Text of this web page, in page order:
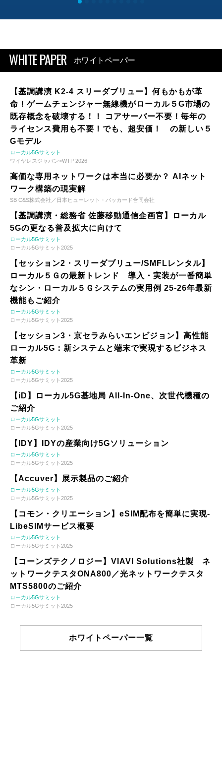
WHITE PAPER ホワイトペーパー
【基調講演 K2-4 スリーダブリュー】何もかもが革
命！ゲームチェンジャー無線機がローカル５G市場の
既存概念を破壊する！！ コアサーバー不要！毎年の
ライセンス費用も不要！でも、超安価！ の新しい５
Gモデル
ローカル5Gサミット
ワイヤレスジャパン×WTP 2026
高価な専用ネットワークは本当に必要か？ AIネット
ワーク構築の現実解
SB C&S株式会社／日本ヒューレット・パッカード合同会社
【基調講演・総務省 佐藤移動通信企画官】ローカル
5Gの更なる普及拡大に向けて
ローカル5Gサミット
ローカル5Gサミット2025
【セッション2・スリーダブリュー/SMFLレンタル】
ローカル５Ｇの最新トレンド 導入・実装が一番簡単
なシン・ローカル５Ｇシステムの実用例 25-26年最新
機能もご紹介
ローカル5Gサミット
ローカル5Gサミット2025
【セッション3・京セラみらいエンビジョン】高性能
ローカル5G：新システムと端末で実現するビジネス
革新
ローカル5Gサミット
ローカル5Gサミット2025
【iD】ローカル5G基地局 All-In-One、次世代機種の
ご紹介
ローカル5Gサミット
ローカル5Gサミット2025
【IDY】IDYの産業向け5Gソリューション
ローカル5Gサミット
ローカル5Gサミット2025
【Accuver】展示製品のご紹介
ローカル5Gサミット
ローカル5Gサミット2025
【コモン・クリエーション】eSIM配布を簡単に実現-
LibeSIMサービス概要
ローカル5Gサミット
ローカル5Gサミット2025
【コーンズテクノロジー】VIAVI Solutions社製 ネ
ットワークテスタONA800／光ネットワークテスタ
MTS5800のご紹介
ローカル5Gサミット
ローカル5Gサミット2025
ホワイトペーパー一覧